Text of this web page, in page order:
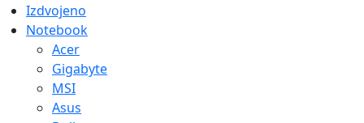
Izdvojeno
Notebook
Acer
Gigabyte
MSI
Asus